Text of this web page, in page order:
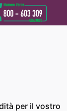
per il vostro
privacy